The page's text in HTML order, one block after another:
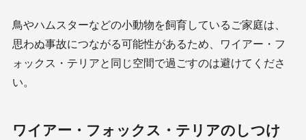
鳥やハムスターなどの小動物を飼育しているご家庭は、
思わぬ事故につながる可能性があるため、ワイアー・フ
ォックス・テリアと同じ空間で過ごすのは避けてくださ
い。
ワイアー・フォックス・テリアのしつけ